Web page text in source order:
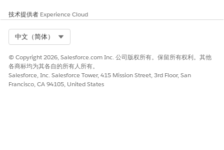
技术提供者 Experience Cloud
中文（简体）
© Copyright 2026, Salesforce.com Inc. 公司版权所有。保留所有权利。其他
各商标均为其各自的所有人所有。
Salesforce, Inc. Salesforce Tower, 415 Mission Street, 3rd Floor, San
Francisco, CA 94105, United States